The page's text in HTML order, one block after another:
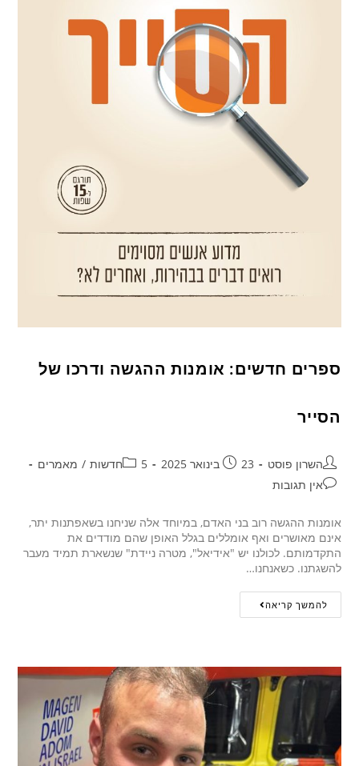
ספרים חדשים: אומנות ההגשה ודרכו של
הסייר
השרון פוסט 23 בינואר 2025 5חדשות / מאמרים
אין תגובות
אומנות ההגשה רוב בני האדם, במיוחד אלה שניחנו בשאפתנות יתר,
אינם מאושרים ואף אומללים בגלל האופן שהם מודדים את
התקדמותם. לכולנו יש "אידיאל", מטרה ניידת" שנשארת תמיד מעבר
להשגתנו. כשאנחנו…
להמשך קריאה